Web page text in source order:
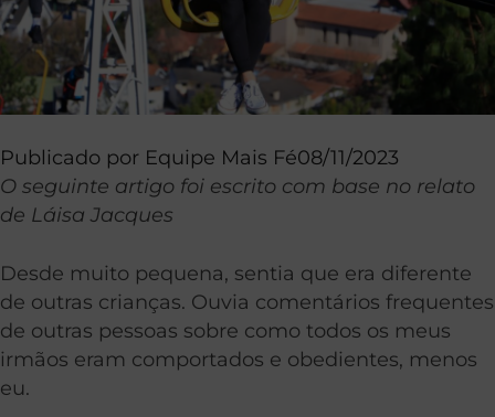
Publicado por Equipe Mais Fé08/11/2023
O seguinte artigo foi escrito com base no relato
de Láisa Jacques
Desde muito pequena, sentia que era diferente
de outras crianças. Ouvia comentários frequentes
de outras pessoas sobre como todos os meus
irmãos eram comportados e obedientes, menos
eu.